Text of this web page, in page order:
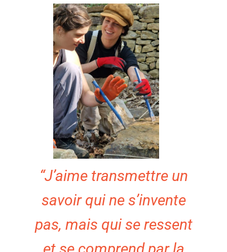
“J’aime transmettre un
savoir qui ne s’invente
pas, mais qui se ressent